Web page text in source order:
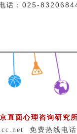
话：025-
直面心理咨询研究所
免费热线电